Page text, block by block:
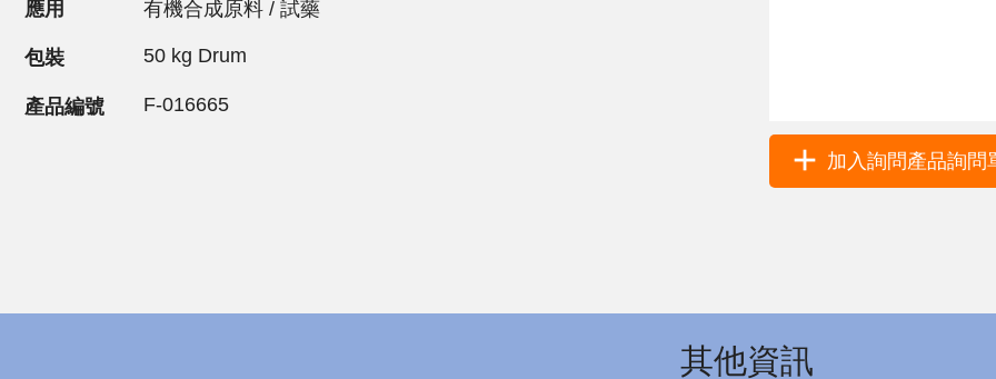
加入詢問產品詢問
應用 有機合成原料 / 試藥
包裝 50 kg Drum
產品編號 F-016665
其他資訊